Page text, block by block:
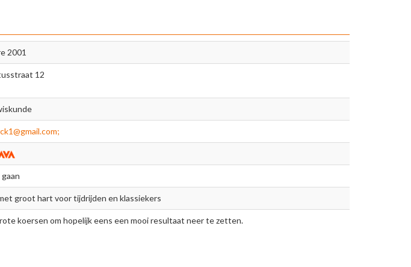
2001
12
groot hart voor tijdrijden en klassiekers
koersen om hopelijk eens een mooi resultaat neer te zetten.